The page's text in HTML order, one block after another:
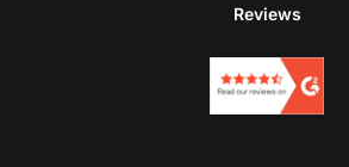
Reviews